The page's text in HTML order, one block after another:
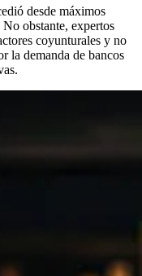
desde máximos
obstante, expertos
coyunturales y no
la demanda de bancos